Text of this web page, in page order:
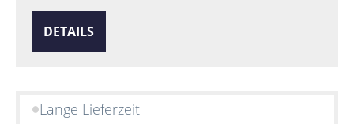
DETAILS
Lange Lieferzeit